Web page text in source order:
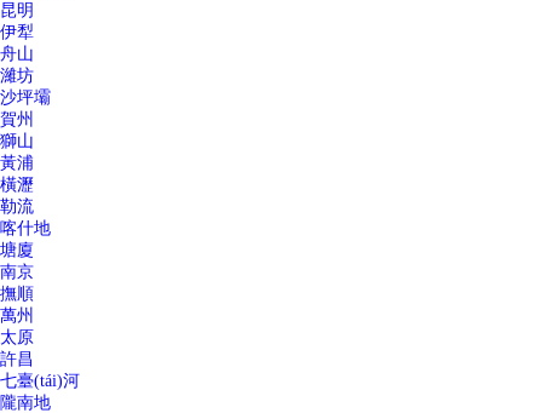
昆明
伊犁
舟山
濰坊
沙坪壩
賀州
獅山
黃浦
橫瀝
勒流
喀什地
塘廈
南京
撫順
萬州
太原
許昌
七臺(tái)河
隴南地